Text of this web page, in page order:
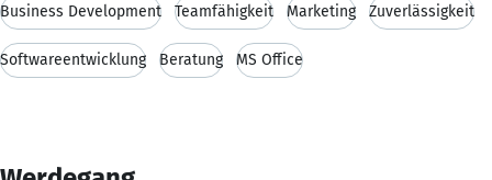
Business Development Teamfähigkeit Marketing Zuverlässigkeit
Softwareentwicklung Beratung MS Office